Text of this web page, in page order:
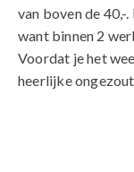
van boven de 40,-
want binnen 2
Voordat je het
heerlijke